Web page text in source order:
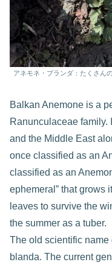
アネモネ・ブランダ：たくさん
Balkan Anemone is a
Ranunculaceae family.
and the Middle East
once classified as an
classified as an
ephemeral” that grows
leaves to survive the
the summer as a tuber.
The old scientific
blanda. The current